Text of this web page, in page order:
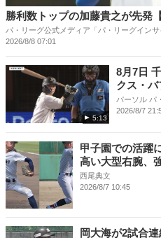
勝利数トップの加藤貴之が先発
パ・リーグ公式メディア「パ・リーグインサ
2026/8/8 07:01
5:13
8月7日
クス・バ
パーソル パ
2026/8/7
甲子園での活躍
高い大型右腕、
西尾典文
2026/8/7 10:45
岡大海が2試合